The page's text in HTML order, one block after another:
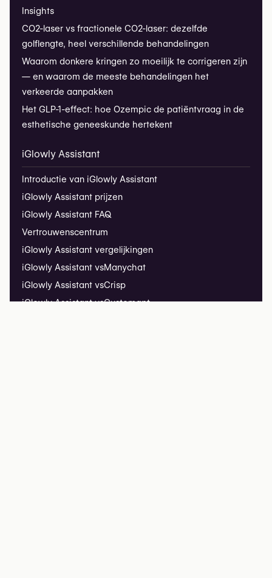
Insights
CO2-laser vs fractionele CO2-laser: dezelfde
golflengte, heel verschillende behandelingen
Waarom donkere kringen zo moeilijk te corrigeren zijn
— en waarom de meeste behandelingen het
verkeerde aanpakken
Het GLP-1-effect: hoe Ozempic de patiëntvraag in de
esthetische geneeskunde hertekent
iGlowly Assistant
Introductie van iGlowly Assistant
iGlowly Assistant prijzen
iGlowly Assistant FAQ
Vertrouwenscentrum
iGlowly Assistant vergelijkingen
iGlowly Assistant vsManychat
iGlowly Assistant vsCrisp
iGlowly Assistant vsCustomgpt